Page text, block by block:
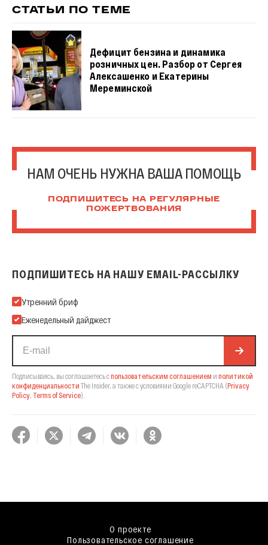
СТАТЬИ ПО ТЕМЕ
Дефицит бензина и динамика
розничных цен. Разбор от Сергея
Алексашенко и Екатерины
Мереминской
НАМ ОЧЕНЬ НУЖНА ВАША ПОМОЩЬ
ПОДПИШИТЕСЬ НА РЕГУЛЯРНЫЕ
ПОЖЕРТВОВАНИЯ
ПОДПИШИТЕСЬ НА НАШУ EMAIL-РАССЫЛКУ
Подпишитесь на нашу Email-рассылку
Утренний бриф
Еженедельный дайджест
Подписываясь, вы соглашаетесь спользовательским соглашением и политикой
конфиденциальности The Insider, а также с условиями Google reCAPTCHA (Privacy
Policy, Terms of Service).
О проекте
Пользовательское соглашение